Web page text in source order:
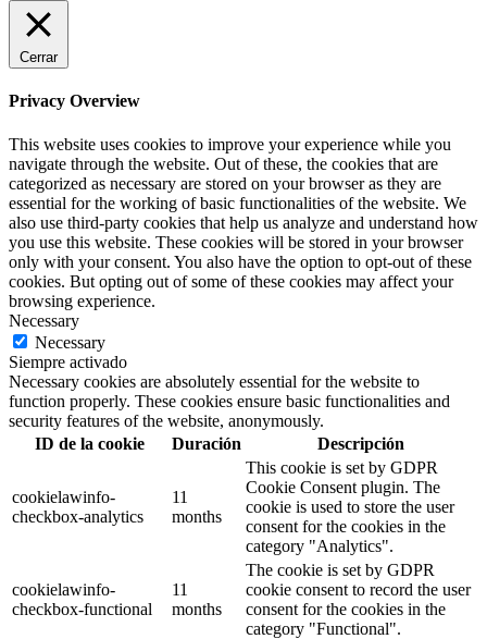
Cerrar
Privacy Overview
This website uses cookies to improve your experience while you
navigate through the website. Out of these, the cookies that are
categorized as necessary are stored on your browser as they are
essential for the working of basic functionalities of the website. We
also use third-party cookies that help us analyze and understand how
you use this website. These cookies will be stored in your browser
only with your consent. You also have the option to opt-out of these
cookies. But opting out of some of these cookies may affect your
browsing experience.
Necessary
Necessary
Siempre activado
Necessary cookies are absolutely essential for the website to
function properly. These cookies ensure basic functionalities and
security features of the website, anonymously.
ID de la cookie
Duración Descripción
cookielawinfo-
checkbox-analytics
11
months
This cookie is set by GDPR
Cookie Consent plugin. The
cookie is used to store the user
consent for the cookies in the
category "Analytics".
cookielawinfo-
checkbox-functional
11
months
The cookie is set by GDPR
cookie consent to record the user
consent for the cookies in the
category "Functional".